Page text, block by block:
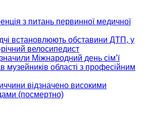
з питань первинної медичної
встановлюють обставини ДТП, у
велосипедист
Міжнародний день сім’ї
музейників області з професійним
відзначено високими
(посмертно)